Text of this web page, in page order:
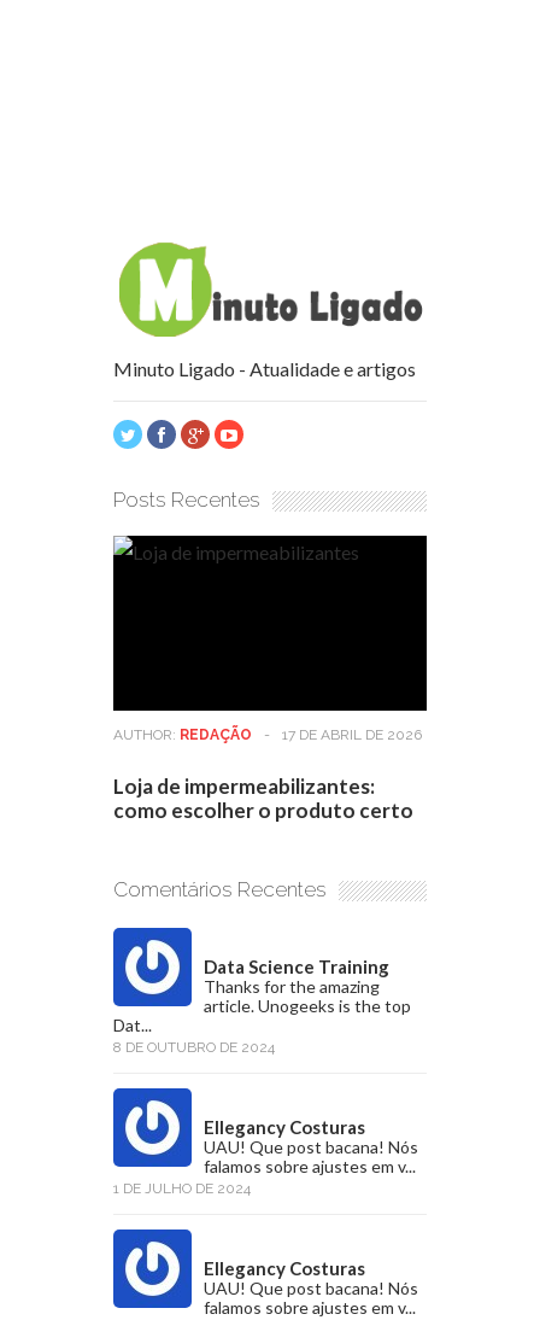
Minuto Ligado - Atualidade e artigos
Posts Recentes
AUTHOR: REDAÇÃO - 17 DE ABRIL DE 2026
Loja de impermeabilizantes:
como escolher o produto certo
Comentários Recentes
Data Science Training
Thanks for the amazing
article. Unogeeks is the top
Dat...
8 DE OUTUBRO DE 2024
Ellegancy Costuras
UAU! Que post bacana! Nós
falamos sobre ajustes em v...
1 DE JULHO DE 2024
Ellegancy Costuras
UAU! Que post bacana! Nós
falamos sobre ajustes em v...